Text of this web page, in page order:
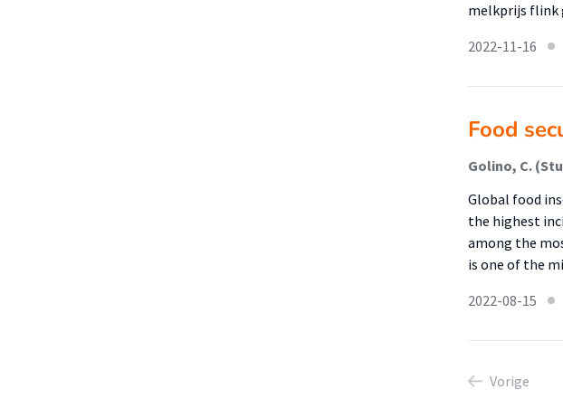
melkprijs
2022-11-16
Food
Golino, C.
Global food
the highest
among the
is one of the
2022-08-15
Vorige